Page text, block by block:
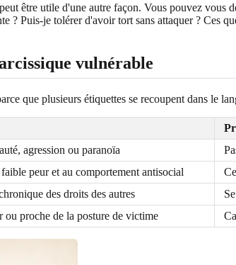
être utile d'une autre façon. Vous pouvez vous
? Puis-je tolérer d'avoir tort sans attaquer ? Ces
vulnérable
que plusieurs étiquettes se recoupent dans le
agression ou paranoïa
peur et au comportement antisocial
des droits des autres
ou proche de la posture de victime